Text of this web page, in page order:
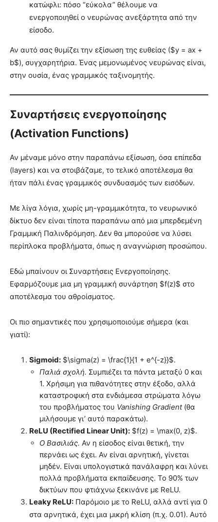
κατώφλι: πόσο “εύκολα” θέλουμε να
ενεργοποιηθεί ο νευρώνας ανεξάρτητα από την
είσοδο.
Αν αυτό σας θυμίζει την εξίσωση της ευθείας ($y = ax +
b$), συγχαρητήρια. Ένας μεμονωμένος νευρώνας είναι,
στην ουσία, ένας γραμμικός ταξινομητής.
Συναρτήσεις ενεργοποίησης
(Activation Functions)
Αν μέναμε μόνο στην παραπάνω εξίσωση, όσα επίπεδα
(layers) και να στοιβάζαμε, το τελικό αποτέλεσμα θα
ήταν πάλι ένας γραμμικός συνδυασμός των εισόδων.
Με λίγα λόγια, χωρίς μη-γραμμικότητα, το νευρωνικό
δίκτυο δεν είναι τίποτα παραπάνω από μια μπερδεμένη
Γραμμική Παλινδρόμηση. Δεν θα μπορούσε να λύσει
περίπλοκα προβλήματα, όπως η αναγνώριση προσώπου.
Εδώ μπαίνουν οι Συναρτήσεις Ενεργοποίησης.
Εφαρμόζουμε μια μη γραμμική συνάρτηση $f(z)$ στο
αποτέλεσμα του αθροίσματος.
Οι πιο σημαντικές που χρησιμοποιούμε σήμερα (και
γιατί):
Sigmoid: $\sigma(z) = \frac{1}{1 + e^{-z}}$.
Παλιά σχολή. Συμπιέζει τα πάντα μεταξύ 0 και
1. Χρήσιμη για πιθανότητες στην έξοδο, αλλά
καταστροφική στα ενδιάμεσα στρώματα λόγω
του προβλήματος του Vanishing Gradient(θα
μιλήσουμε γι’ αυτό παρακάτω).
ReLU (Rectified Linear Unit): $f(z) = \max(0, z)$.
Ο Βασιλιάς. Αν η είσοδος είναι θετική, την
περνάει ως έχει. Αν είναι αρνητική, γίνεται
μηδέν. Είναι υπολογιστικά πανάλαφρη και λύνει
πολλά προβλήματα εκπαίδευσης. Το 90% των
δικτύων που φτιάχνω ξεκινάνε με ReLU.
Leaky ReLU: Παρόμοιο με το ReLU, αλλά αντί για 0
στα αρνητικά, έχει μια μικρή κλίση (π.χ. 0.01). Αυτό